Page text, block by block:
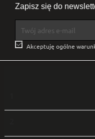
Zapisz się do
 Akceptuję ogólne